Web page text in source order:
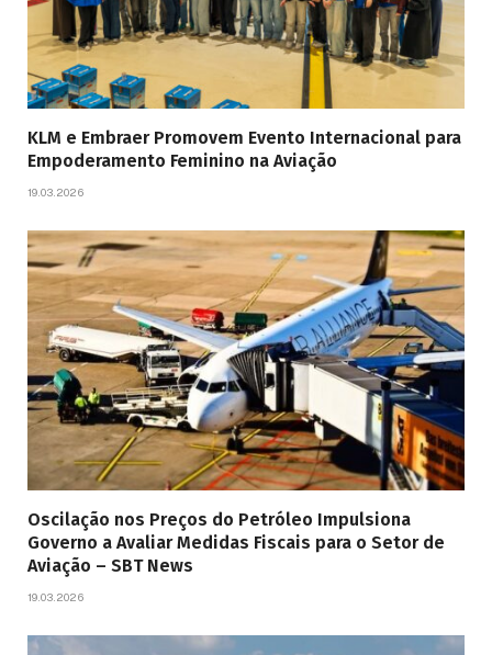
KLM e Embraer Promovem Evento Internacional para
Empoderamento Feminino na Aviação
19.03.2026
Oscilação nos Preços do Petróleo Impulsiona
Governo a Avaliar Medidas Fiscais para o Setor de
Aviação – SBT News
19.03.2026